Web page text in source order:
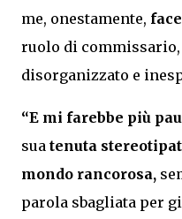
me, onestamente,
ruolo di
disorganizzato e
“E mi farebbe più
sua tenuta
mondo rancorosa,
parola sbagliata per